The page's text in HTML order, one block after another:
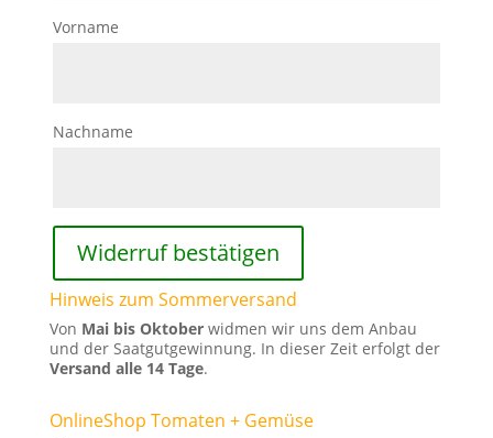
E-
Vorname
Nachname
Widerruf bestätigen
Hinweis zum Sommerversand
Von Mai bis Oktoberwidmen wir uns dem Anbau
und der Saatgutgewinnung. In dieser Zeit erfolgt der
Versand alle 14 Tage.
OnlineShop Tomaten + Gemüse